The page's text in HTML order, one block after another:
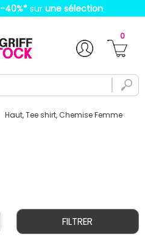
-40%* sur une sélection
0
Haut, Tee shirt, Chemise Femme
FILTRER